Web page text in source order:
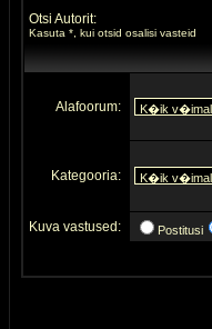
Otsi Autorit:
Kasuta *, kui otsid osalisi vasteid
Alafoorum:
Kategooria:
Kuva vastused: Postitusi